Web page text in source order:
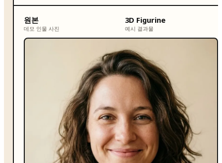
원본
데모 인물 사진
3D Figurine
예시 결과물